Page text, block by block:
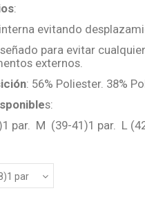
:
evitando
para evitar
externos.
: 56% Poliester. 38%
s:
par. M (39-41)1 par. L